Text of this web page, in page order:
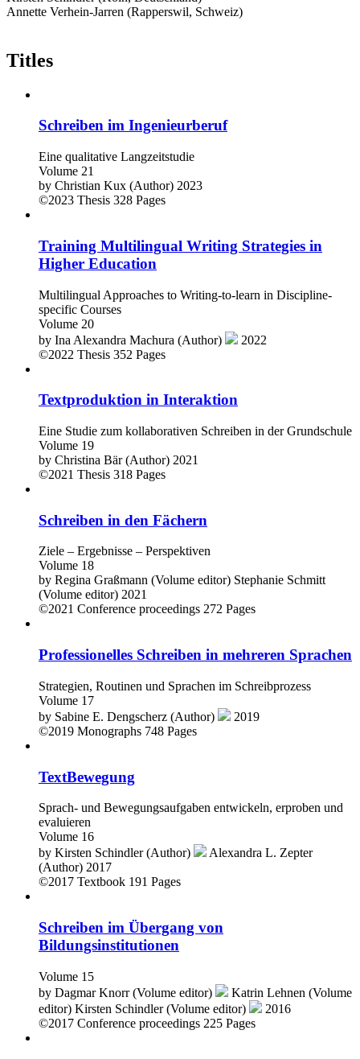
Annette Verhein-Jarren (Rapperswil, Schweiz)
Titles
Schreiben im Ingenieurberuf
Eine qualitative Langzeitstudie
Volume 21
by Christian Kux (Author) 2023
©2023 Thesis 328 Pages
Training Multilingual Writing Strategies in
Higher Education
Multilingual Approaches to Writing-to-learn in Discipline-
specific Courses
Volume 20
by Ina Alexandra Machura (Author)
2022
©2022 Thesis 352 Pages
Textproduktion in Interaktion
Eine Studie zum kollaborativen Schreiben in der Grundschule
Volume 19
by Christina Bär (Author) 2021
©2021 Thesis 318 Pages
Schreiben in den Fächern
Ziele – Ergebnisse – Perspektiven
Volume 18
by Regina Graßmann (Volume editor) Stephanie Schmitt
(Volume editor) 2021
©2021 Conference proceedings 272 Pages
Professionelles Schreiben in mehreren Sprachen
Strategien, Routinen und Sprachen im Schreibprozess
Volume 17
by Sabine E. Dengscherz (Author)
2019
©2019 Monographs 748 Pages
TextBewegung
Sprach- und Bewegungsaufgaben entwickeln, erproben und
evaluieren
Volume 16
by Kirsten Schindler (Author)
Alexandra L. Zepter
(Author) 2017
©2017 Textbook 191 Pages
Schreiben im Übergang von
Bildungsinstitutionen
Volume 15
by Dagmar Knorr (Volume editor)
Katrin Lehnen (Volume
editor) Kirsten Schindler (Volume editor)
2016
©2017 Conference proceedings 225 Pages